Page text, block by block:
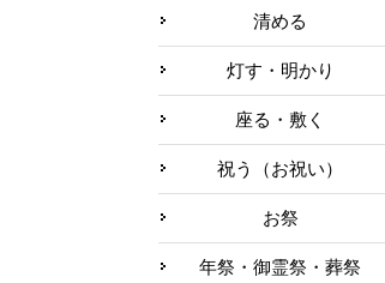
清める
灯す・明かり
座る・敷く
祝う（お祝い）
お祭
年祭・御霊祭・葬祭